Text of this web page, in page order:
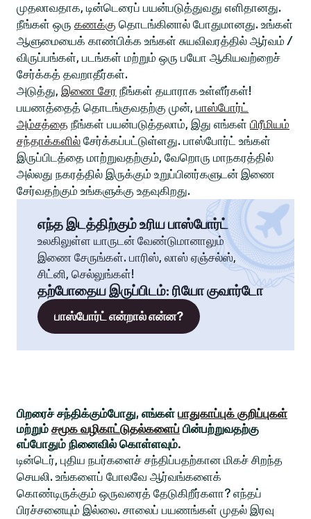
முதலாவதாக, டின்டெரைப் பயன்படுத்துவது எளிதானது.
நீங்கள் ஒரு கணக்கு தொடங்கினால் போதுமானது. உங்கள்
ஆளுமையைக் காண்பிக்க உங்கள் சுயவிவரத்தில் ஆர்வம் /
விருப்பங்கள், படங்கள் மற்றும் ஒரு பயோ ஆகியவற்றைச்
சேர்க்கத் தவறாதீர்கள்.
அடுத்து, இணை சேர நீங்கள் தயாராக உள்ளீர்கள்!
பயணத்தைத் தொடங்குவதற்கு முன், பாஸ்போர்ட்
அம்சத்தை நீங்கள் பயன்படுத்தலாம், இது எங்கள் பிரீமியம்
சந்தாக்களில் சேர்க்கப்பட்டுள்ளது. பாஸ்போர்ட் உங்கள்
இருப்பிடத்தை மாற்றுவதற்கும், வேறொரு மாநகரத்தில்
அல்லது நகரத்தில் இருக்கும் உறுப்பினர்களுடன் இணை
சேர்வதற்கும் உங்களுக்கு உதவுகிறது.
எந்த இடத்திற்கும் உரிய பாஸ்போர்ட்
உலகிலுள்ள யாருடன் வேண்டுமானாலும்
இணை சேருங்கள். பாரிஸ், லாஸ் ஏஞ்சல்ஸ்,
சிட்னி, செல்லுங்கள்!
தற்போதைய இருப்பிடம்: ரியோ குவார்டோ
பாஸ்போர்ட் என்றால் என்ன?
பிறரைச் சந்திக்கும்போது, எங்கள் பாதுகாப்புக் குறிப்புகள்
மற்றும் சமூக வழிகாட்டுதல்களைப் பின்பற்றுவதற்கு
எப்போதும் நினைவில் கொள்ளவும்.
டின்டெர், புதிய நபர்களைச் சந்திப்பதற்கான மிகச் சிறந்த
செயலி. உங்களைப் போலவே ஆர்வங்களைக்
கொண்டிருக்கும் ஒருவரைத் தேடுகிறீர்களா? எந்தப்
பிரச்சனையும் இல்லை. சாலைப் பயணங்கள் முதல் இரவு